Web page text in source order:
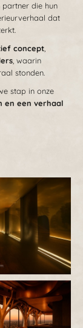
partner die hun
dat
concept,
, waarin
stonden.
stap in onze
en een verhaal